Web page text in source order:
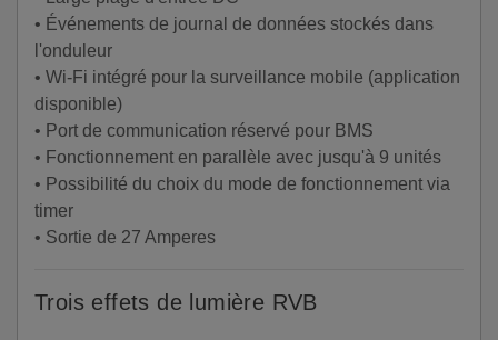
• Événements de journal de données stockés dans
l'onduleur
• Wi-Fi intégré pour la surveillance mobile (application
disponible)
• Port de communication réservé pour BMS
• Fonctionnement en parallèle avec jusqu'à 9 unités
• Possibilité du choix du mode de fonctionnement via
timer
• Sortie de 27 Amperes
Trois effets de lumière RVB